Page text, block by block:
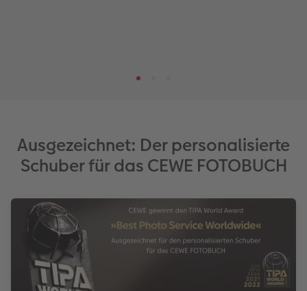
Ausgezeichnet: Der personalisierte
Schuber für das CEWE FOTOBUCH